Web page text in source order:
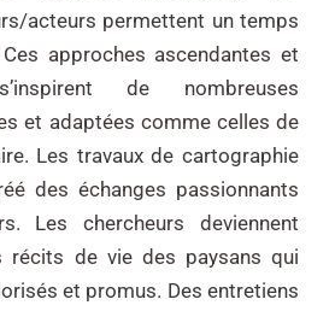
acteurs permettent un temps
approches ascendantes et
de nombreuses
et adaptées comme celles de
Les travaux de cartographie
des échanges passionnants
Les chercheurs deviennent
récits de vie des paysans qui
et promus. Des entretiens